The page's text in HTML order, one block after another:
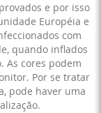
e por isso
Européia e
com
quando inflados
As cores podem
Por se tratar
pode haver uma